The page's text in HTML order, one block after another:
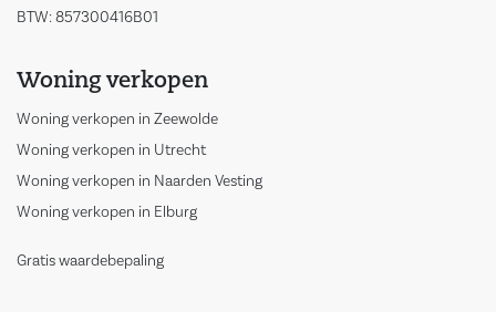
BTW: 857300416B01
Woning verkopen
Woning verkopen in Zeewolde
Woning verkopen in Utrecht
Woning verkopen in Naarden Vesting
Woning verkopen in Elburg
Gratis waardebepaling